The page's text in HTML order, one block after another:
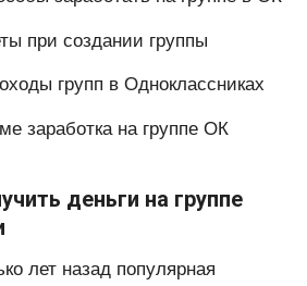
при создании группы
групп в Одноклассниках
заработка на группе ОК
деньги на группе
лет назад популярная